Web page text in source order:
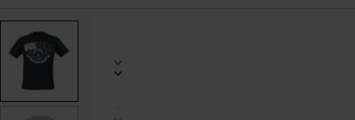
www.emp-
p/skullwing-
491262.html